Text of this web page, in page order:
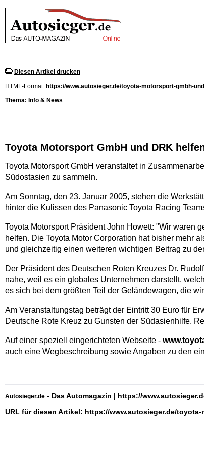
Diesen Artikel drucken
HTML-Format: https://www.autosieger.de/toyota-motorsport-gmbh-
Thema: Info & News
Toyota Motorsport GmbH und DRK
Toyota Motorsport GmbH veranstaltet in
Südostasien zu sammeln.
Am Sonntag, den 23. Januar 2005, stehen die
hinter die Kulissen des Panasonic Toyota Racing
Toyota Motorsport Präsident John Howett: "Wir waren
helfen. Die Toyota Motor Corporation hat bisher mehr
und gleichzeitig einen weiteren wichtigen Beitrag zu
Der Präsident des Deutschen Roten Kreuzes Dr.
nahe, weil es ein globales Unternehmen darstellt,
es sich bei dem größten Teil der Geländewagen, die
Am Veranstaltungstag beträgt der Eintritt 30 Euro für
Deutsche Rote Kreuz zu Gunsten der Südasienhilfe.
Auf einer speziell eingerichteten Webseite -
auch eine Wegbeschreibung sowie Angaben zu den
Autosieger.de - Das Automagazin | https://
URL für diesen Artikel: https://www.autosieger.de/